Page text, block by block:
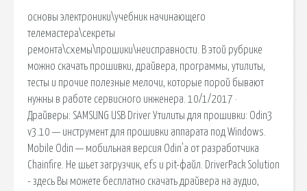
основы электроники\учебник начинающего
телемастера\секреты
ремонта\схемы\прошики\неисправности. В этой рубрике
можно скачать прошивки, драйвера, программы, утилиты,
тесты и прочие полезные мелочи, которые порой бывают
нужны в работе сервисного инженера. 10/1/2017 ·
Драйверы: SAMSUNG USB Driver Утилиты для прошивки: Odin3
v3.10 — инструмент для прошивки аппарата под Windows.
Mobile Odin — мобильная версия Odin'а от разработчика
Chainfire. Не шьет загрузчик, efs и pit-файл. DriverPack Solution
- здесь Вы можете бесплатно скачать драйвера на аудио,